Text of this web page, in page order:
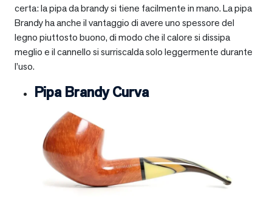
certa: la pipa da brandy si tiene facilmente in mano. La pipa
Brandy ha anche il vantaggio di avere uno spessore del
legno piuttosto buono, di modo che il calore si dissipa
meglio e il cannello si surriscalda solo leggermente durante
l’uso.
Pipa Brandy Curva